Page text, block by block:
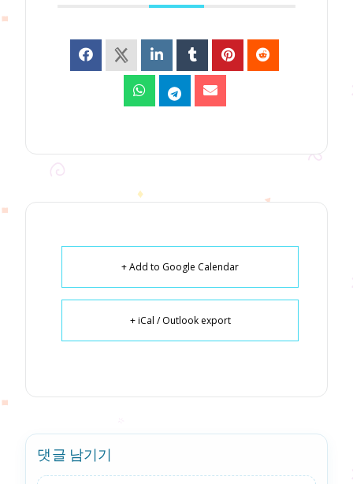
+ Add to Google Calendar
+ iCal / Outlook export
댓글 남기기